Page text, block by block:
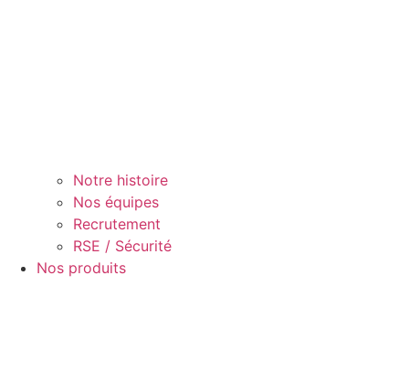
Notre histoire
Nos équipes
Recrutement
RSE / Sécurité
Nos produits